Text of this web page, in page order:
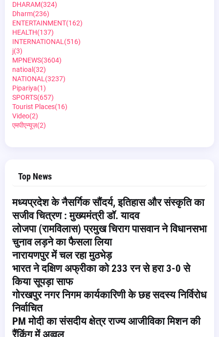
DHARAM(324)
Dharm(236)
ENTERTAINMENT(162)
HEALTH(137)
INTERNATIONAL (516)
j(3)
MPNEWS(3604)
natioal (32)
NATIONAL (3237)
Pipariya(1)
SPORTS(657)
Tourist Places(16)
Video(2)
एमपीएन्यूज़(2)
Top News
मध्यप्रदेश के नैसर्गिक सौंदर्य, इतिहास और संस्कृति का
सजीव चित्रण : मुख्यमंत्री डॉ. यादव
लोजपा (रामविलास) प्रमुख चिराग पासवान ने विधानसभा
चुनाव लड़ने का फैसला लिया
नारायणपुर में चल रहा मुठभेड़
भारत ने दक्षिण अफ्रीका को 233 रन से हरा 3-0 से
किया सूपड़ा साफ
गोरखपुर नगर निगम कार्यकारिणी के छह सदस्य निर्विरोध
निर्वाचित
PM मोदी का संसदीय क्षेत्र राज्य आजीविका मिशन की
रैंकिंग में अव्वल